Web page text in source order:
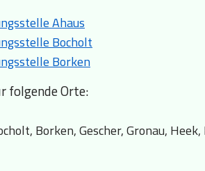
Ahaus
Bocholt
Borken
folgende Orte:
Borken, Gescher, Gronau,